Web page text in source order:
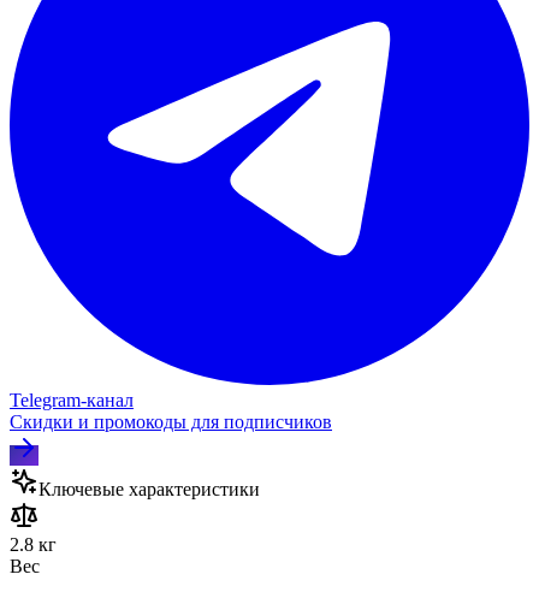
Telegram‑канал
Скидки и промокоды для подписчиков
Ключевые характеристики
2.8 кг
Вес